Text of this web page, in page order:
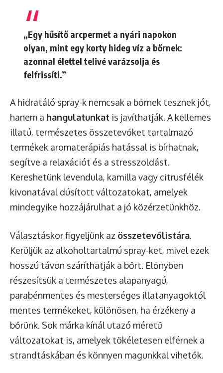
„Egy hűsítő arcpermet a nyári napokon
olyan, mint egy korty hideg víz a bőrnek:
azonnal élettel telivé varázsolja és
felfrissíti.”
A hidratáló spray-k nemcsak a bőrnek tesznek jót,
hanem a hangulatunkat is javíthatják. A kellemes
illatú, természetes összetevőket tartalmazó
termékek aromaterápiás hatással is bírhatnak,
segítve a relaxációt és a stresszoldást.
Kereshetünk levendula, kamilla vagy citrusfélék
kivonatával dúsított változatokat, amelyek
mindegyike hozzájárulhat a jó közérzetünkhöz.
Választáskor figyeljünk az összetevőlistára.
Kerüljük az alkoholtartalmú spray-ket, mivel ezek
hosszú távon száríthatják a bőrt. Előnyben
részesítsük a természetes alapanyagú,
parabénmentes és mesterséges illatanyagoktól
mentes termékeket, különösen, ha érzékeny a
bőrünk. Sok márka kínál utazó méretű
változatokat is, amelyek tökéletesen elférnek a
strandtáskában és könnyen magunkkal vihetők.